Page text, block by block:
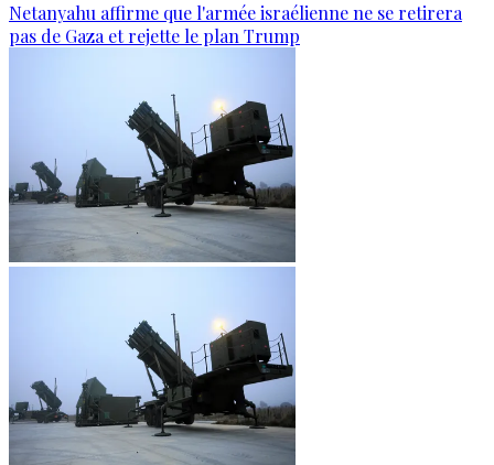
Netanyahu affirme que l'armée israélienne ne se retirera
pas de Gaza et rejette le plan Trump